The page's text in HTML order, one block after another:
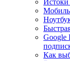
Истоки
Google
Как